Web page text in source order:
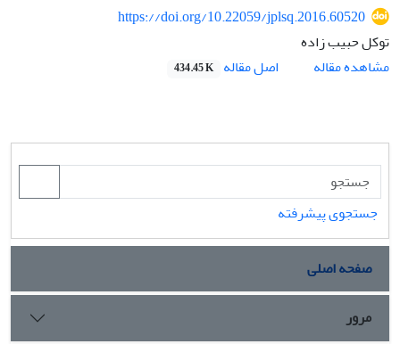
https://doi.org/10.22059/jplsq.2016.60520
توکل حبیب زاده
مشاهده مقاله
اصل مقاله 434.45 K
جستجوی پیشرفته
صفحه اصلی
مرور